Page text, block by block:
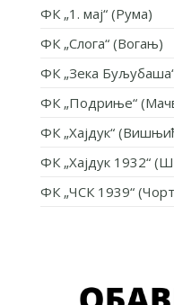
ФК „1. мај“ (Рума)
ФК „Слога“ (Вогањ)
ФК „Зека
ФК „Подриње“
ФК „Хајдук“
ФК „Хајдук 1932“
ФК „ЧСК 1939“